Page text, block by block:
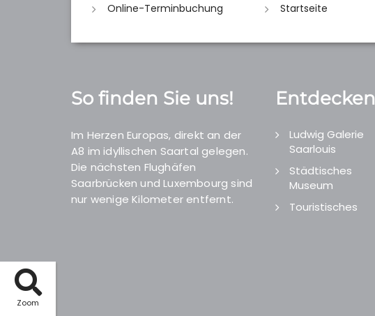
Zoom
Online-Terminbuchung
Startseite
So finden Sie uns!
Im Herzen Europas, direkt an der
A8 im idyllischen Saartal gelegen.
Die nächsten Flughäfen
Saarbrücken und Luxembourg sind
nur wenige Kilometer entfernt.
Entdecken
Ludwig Galerie
Saarlouis
Städtisches
Museum
Touristisches